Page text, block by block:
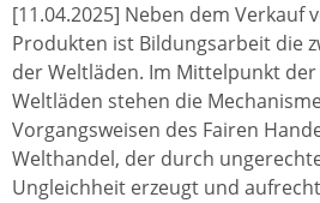
[11.04.2025] Neben dem Verkauf
Produkten ist Bildungsarbeit die
der Weltläden. Im Mittelpunkt
Weltläden stehen die
Vorgangsweisen des Fairen
Welthandel, der durch
Ungleichheit erzeugt und